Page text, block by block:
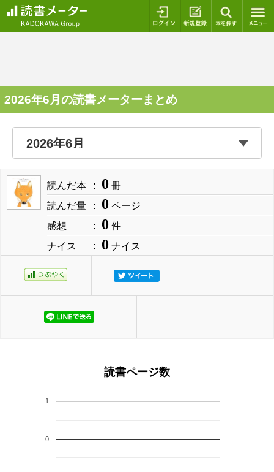
ログイン 新規登録
2026年6月の読書メーターまとめ
読んだ本 0 冊
読んだ量
0 ページ
感想
0 件
ナイス
0 ナイス
読書ページ数
0
1